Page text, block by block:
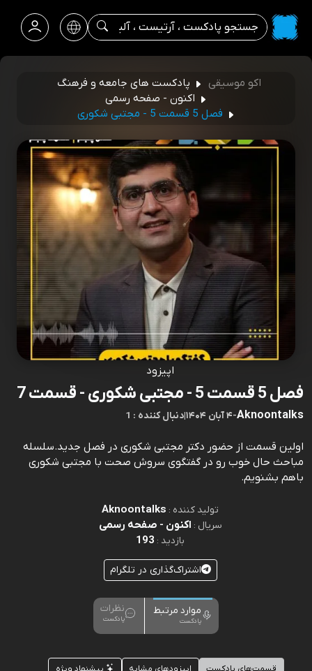
اکو موسیقی
پادکست های جامعه و فرهنگ
اکنون - صفحه رسمی
فصل 5 قسمت 5 - مجتبی شکوری
اپیزود
فصل 5 قسمت 5 - مجتبی شکوری - قسمت 7
Aknoontalks
-۴ آبان ۱۴۰۴ |1 : دنبال کننده
اولین قسمت از حضور دکتر مجتبی شکوری در فصل جدید.سلسله
مباحث حال خوب رو در گفتگوی سروش صحت با مجتبی شکوری
باهم بشنویم.
تولید کننده : Aknoontalks
سریال : اکنون - صفحه رسمی
بازدید : 193
اشتراک‌گذاری در تلگرام
موارد مرتبط
پادکست
نظرات
پادکست
قسمت‌های پادکست اپیزودهای مشابه پیشنهاد ویژه